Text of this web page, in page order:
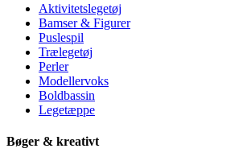
Aktivitetslegetøj
Bamser & Figurer
Puslespil
Trælegetøj
Perler
Modellervoks
Boldbassin
Legetæppe
Bøger & kreativt